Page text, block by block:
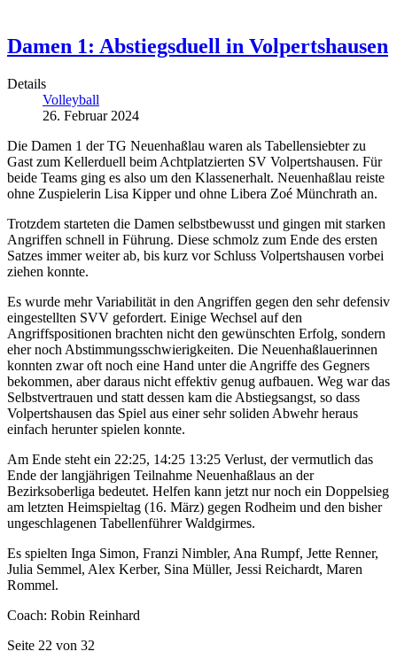
Damen 1: Abstiegsduell in Volpertshausen
Details
Volleyball
26. Februar 2024
Die Damen 1 der TG Neuenhaßlau waren als Tabellensiebter zu
Gast zum Kellerduell beim Achtplatzierten SV Volpertshausen. Für
beide Teams ging es also um den Klassenerhalt. Neuenhaßlau reiste
ohne Zuspielerin Lisa Kipper und ohne Libera Zoé Münchrath an.
Trotzdem starteten die Damen selbstbewusst und gingen mit starken
Angriffen schnell in Führung. Diese schmolz zum Ende des ersten
Satzes immer weiter ab, bis kurz vor Schluss Volpertshausen vorbei
ziehen konnte.
Es wurde mehr Variabilität in den Angriffen gegen den sehr defensiv
eingestellten SVV gefordert. Einige Wechsel auf den
Angriffspositionen brachten nicht den gewünschten Erfolg, sondern
eher noch Abstimmungsschwierigkeiten. Die Neuenhaßlauerinnen
konnten zwar oft noch eine Hand unter die Angriffe des Gegners
bekommen, aber daraus nicht effektiv genug aufbauen. Weg war das
Selbstvertrauen und statt dessen kam die Abstiegsangst, so dass
Volpertshausen das Spiel aus einer sehr soliden Abwehr heraus
einfach herunter spielen konnte.
Am Ende steht ein 22:25, 14:25 13:25 Verlust, der vermutlich das
Ende der langjährigen Teilnahme Neuenhaßlaus an der
Bezirksoberliga bedeutet. Helfen kann jetzt nur noch ein Doppelsieg
am letzten Heimspieltag (16. März) gegen Rodheim und den bisher
ungeschlagenen Tabellenführer Waldgirmes.
Es spielten Inga Simon, Franzi Nimbler, Ana Rumpf, Jette Renner,
Julia Semmel, Alex Kerber, Sina Müller, Jessi Reichardt, Maren
Rommel.
Coach: Robin Reinhard
Seite 22 von 32